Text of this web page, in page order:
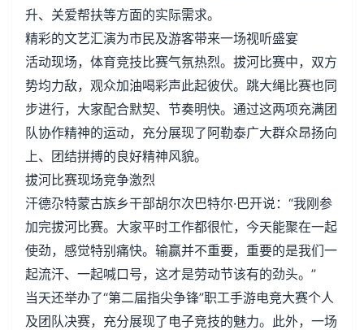
升、关爱帮扶等方面的实际需求。
精彩的文艺汇演为市民及游客带来一场视听盛宴
活动现场，体育竞技比赛气氛热烈。拔河比赛中，双方
势均力敌，观众加油喝彩声此起彼伏。跳大绳比赛也同
步进行，大家配合默契、节奏明快。通过这两项充满团
队协作精神的运动，充分展现了阿勒泰广大群众昂扬向
上、团结拼搏的良好精神风貌。
拔河比赛现场竞争激烈
汗德尕特蒙古族乡干部胡尔次巴特尔·巴开说：“我刚参
加完拔河比赛。大家平时工作都很忙，今天能聚在一起
使劲，感觉特别痛快。输赢并不重要，重要的是我们一
起流汗、一起喊口号，这才是劳动节该有的劲头。”
当天还举办了“第二届指尖争锋”职工手游电竞大赛个人
及团队决赛，充分展现了电子竞技的魅力。此外，一场